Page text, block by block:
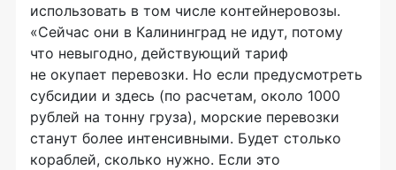
использовать в том числе контейнеровозы.
«Сейчас они в Калининград не идут, потому
что невыгодно, действующий тариф
не окупает перевозки. Но если предусмотреть
субсидии и здесь (по расчетам, около 1000
рублей на тонну груза), морские перевозки
станут более интенсивными. Будет столько
кораблей, сколько нужно. Если это